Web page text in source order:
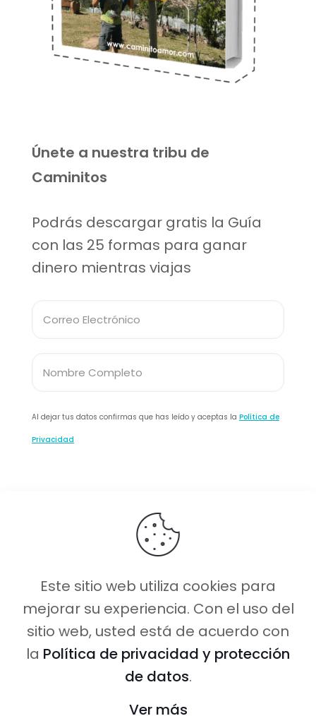
Únete a nuestra tribu de
Caminitos
Podrás descargar gratis la Guía
con las 25 formas para ganar
dinero mientras viajas
Al dejar tus datos confirmas que has leído y aceptas la Política de
Privacidad
Caminito Amor ©2026 Todos los
derechos reservados.
Este sitio web utiliza cookies para
mejorar su experiencia. Con el uso del
sitio web, usted está de acuerdo con
la Política de privacidad y protección
de datos.
Ver más